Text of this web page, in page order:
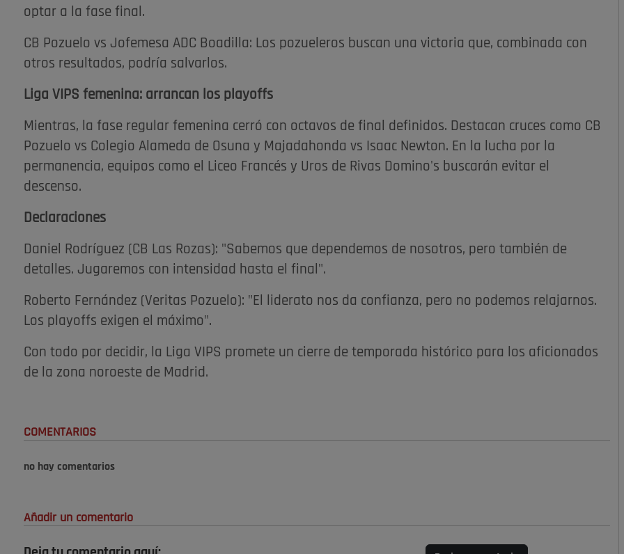
optar a la fase final.
CB Pozuelo vs Jofemesa ADC Boadilla: Los pozueleros buscan una victoria que, combinada con
otros resultados, podría salvarlos.
Liga VIPS femenina: arrancan los playoffs
Mientras, la fase regular femenina cerró con octavos de final definidos. Destacan cruces como CB
Pozuelo vs Colegio Alameda de Osuna y Majadahonda vs Isaac Newton. En la lucha por la
permanencia, equipos como el Liceo Francés y Uros de Rivas Domino's buscarán evitar el
descenso.
Declaraciones
Daniel Rodríguez (CB Las Rozas): "Sabemos que dependemos de nosotros, pero también de
detalles. Jugaremos con intensidad hasta el final".
Roberto Fernández (Veritas Pozuelo): "El liderato nos da confianza, pero no podemos relajarnos.
Los playoffs exigen el máximo".
Con todo por decidir, la Liga VIPS promete un cierre de temporada histórico para los aficionados
de la zona noroeste de Madrid.
COMENTARIOS
no hay comentarios
Añadir un comentario